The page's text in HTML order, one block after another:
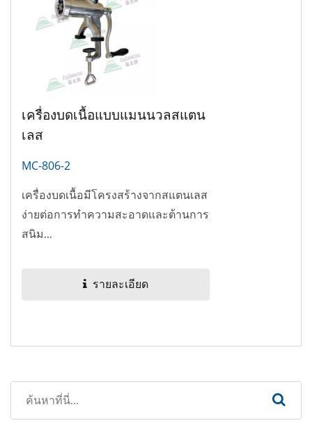
เครื่องบดเนื้อแบบแมนนวลสแตน
เลส
MC-806-2
เครื่องบดเนื้อมีโครงสร้างจากสแตนเลส
ง่ายต่อการทำความสะอาดและต้านการ
สนิม...
รายละเอียด